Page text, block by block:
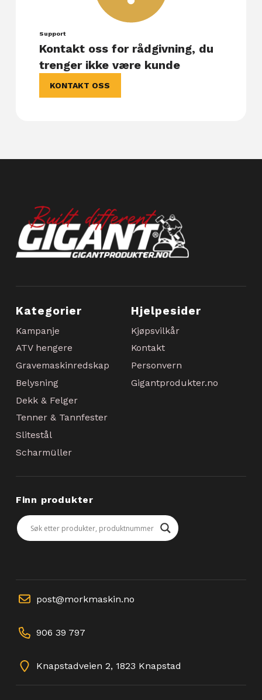
Support
Kontakt oss for rådgivning, du
trenger ikke være kunde
KONTAKT OSS
Kategorier
Kampanje
ATV hengere
Gravemaskinredskap
Belysning
Dekk & Felger
Tenner & Tannfester
Slitestål
Scharmüller
Hjelpesider
Kjøpsvilkår
Kontakt
Personvern
Gigantprodukter.no
Finn produkter
post@morkmaskin.no
906 39 797
Knapstadveien 2, 1823 Knapstad